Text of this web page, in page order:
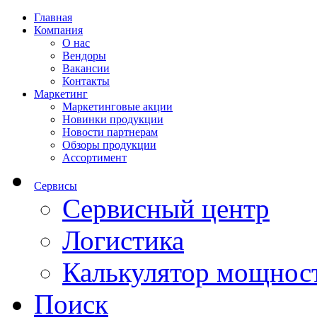
Главная
Компания
О нас
Вендоры
Вакансии
Контакты
Маркетинг
Маркетинговые акции
Новинки продукции
Новости партнерам
Обзоры продукции
Ассортимент
Сервисы
Сервисный центр
Логистика
Калькулятор
Поиск